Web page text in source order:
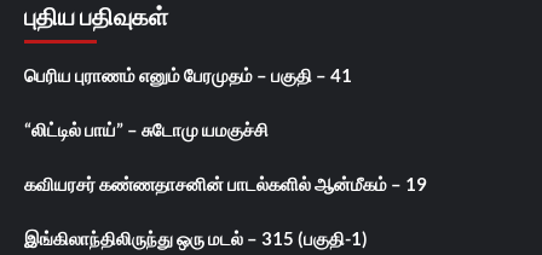
புதிய பதிவுகள்
பெரிய புராணம் எனும் பேரமுதம் – பகுதி – 41
“லிட்டில் பாய்” – சுடோமு யமகுச்சி
கவியரசர் கண்ணதாசனின் பாடல்களில் ஆன்மீகம் – 19
இங்கிலாந்திலிருந்து ஒரு மடல் – 315 (பகுதி-1)